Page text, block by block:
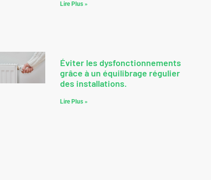
Lire Plus »
Éviter les dysfonctionnements
grâce à un équilibrage régulier
des installations.
Lire Plus »